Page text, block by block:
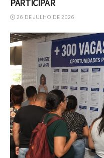
PARTICIPAR
26 DE JULHO DE 2026